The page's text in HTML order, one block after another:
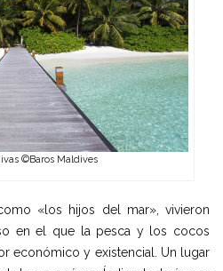
©Baros Maldives
«los hijos del mar», vivieron
en el que la pesca y los cocos
económico y existencial. Un lugar